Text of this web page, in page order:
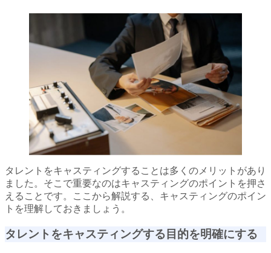
タレントをキャスティングすることは多くのメリットがあり
ました。そこで重要なのはキャスティングのポイントを押さ
えることです。ここから解説する、キャスティングのポイン
トを理解しておきましょう。
タレントをキャスティングする目的を明確にする